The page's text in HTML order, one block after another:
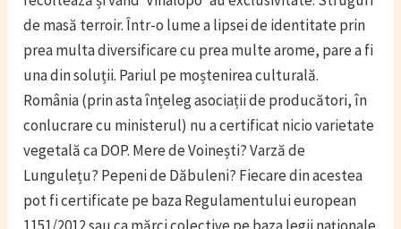
de masă terroir. Într-o lume a lipsei de identitate prin
prea multa diversificare cu prea multe arome, pare a fi
una din soluții. Pariul pe moștenirea culturală.
România (prin asta înțeleg asociații de producători, în
conlucrare cu ministerul) nu a certificat nicio varietate
vegetală ca DOP. Mere de Voinești? Varză de
Lungulețu? Pepeni de Dăbuleni? Fiecare din acestea
pot fi certificate pe baza Regulamentului european